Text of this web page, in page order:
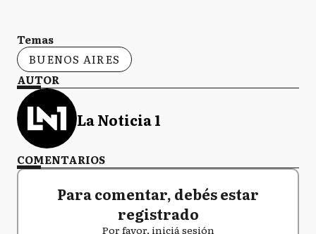
Temas
BUENOS AIRES
AUTOR
La Noticia 1
COMENTARIOS
Para comentar, debés estar
registrado
Por favor, iniciá sesión